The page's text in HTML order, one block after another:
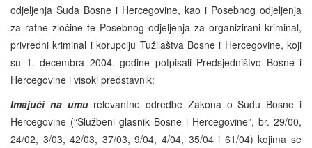
odjeljenja Suda Bosne i Hercegovine, kao i Posebnog odjeljenja
za ratne zločine te Posebnog odjeljenja za organizirani kriminal,
privredni kriminal i korupciju Tužilaštva Bosne i Hercegovine, koji
su 1. decembra 2004. godine potpisali Predsjedništvo Bosne i
Hercegovine i visoki predstavnik;
Imajući na umurelevantne odredbe Zakona o Sudu Bosne i
Hercegovine (“Službeni glasnik Bosne i Hercegovine”, br. 29/00,
24/02, 3/03, 42/03, 37/03, 9/04, 4/04, 35/04 i 61/04) kojima se